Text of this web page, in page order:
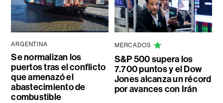
ARGENTINA
Se normalizan los
puertos tras el conflicto
que amenazó el
abastecimiento de
combustible
MERCADOS
S&P 500 supera los
7.700 puntos y el Dow
Jones alcanza un récord
por avances con Irán